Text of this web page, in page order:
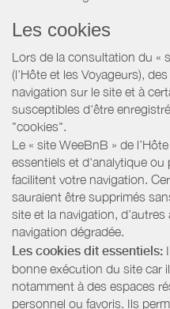
Les cookies
Lors de la consultation du «
(l’Hôte et les Voyageurs),
navigation sur le site et à
susceptibles d'être
"cookies".
Le « site WeeBnB » de
essentiels et d'analytique
facilitent votre navigation.
sauraient être supprimés
site et la navigation,
navigation dégradée.
Les cookies dit essentiels:
bonne exécution du site car
notamment à des espaces
personnel ou favoris. Ils